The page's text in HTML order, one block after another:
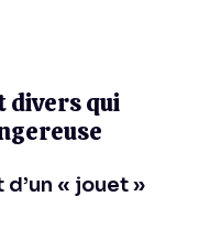
divers qui
d’un « jouet »